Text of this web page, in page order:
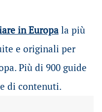
in Europala più
e originali per
Più di 900 guide
di contenuti.